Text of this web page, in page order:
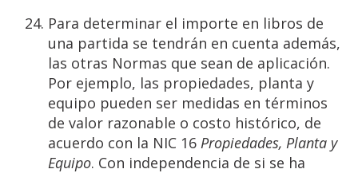
Para determinar el importe en libros de
una partida se tendrán en cuenta además,
las otras Normas que sean de aplicación.
Por ejemplo, las propiedades, planta y
equipo pueden ser medidas en términos
de valor razonable o costo histórico, de
acuerdo con la NIC 16 Propiedades, Planta y
Equipo. Con independencia de si se ha